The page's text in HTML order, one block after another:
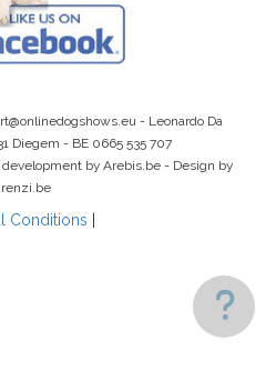
- Leonardo Da
Diegem - BE 0665 535 707
by Arebis.be - Design by
Conditions